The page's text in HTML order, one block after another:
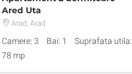
Ared Uta
Arad, Arad
Camere: 3 Bai: 1
Suprafata utila:
78 mp